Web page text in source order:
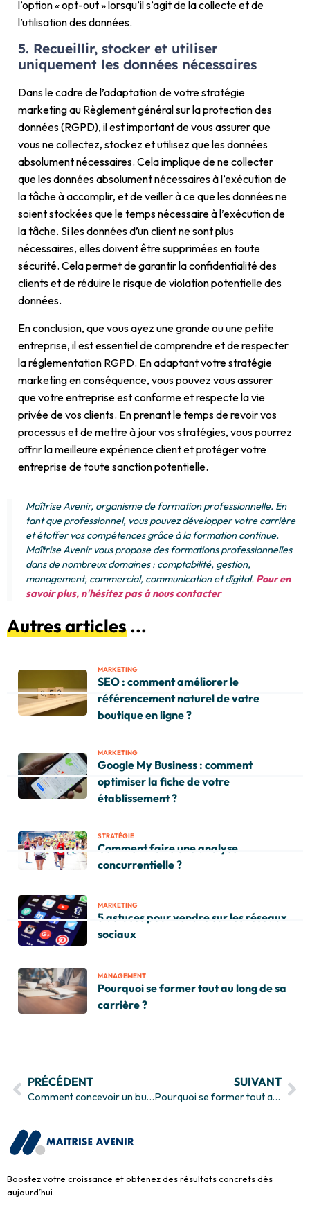
l’option « opt-out » lorsqu’il s’agit de la collecte et de
l’utilisation des données.
5. Recueillir, stocker et utiliser
uniquement les données nécessaires
Dans le cadre de l’adaptation de votre stratégie
marketing au Règlement général sur la protection des
données (RGPD), il est important de vous assurer que
vous ne collectez, stockez et utilisez que les données
absolument nécessaires. Cela implique de ne collecter
que les données absolument nécessaires à l’exécution de
la tâche à accomplir, et de veiller à ce que les données ne
soient stockées que le temps nécessaire à l’exécution de
la tâche. Si les données d’un client ne sont plus
nécessaires, elles doivent être supprimées en toute
sécurité. Cela permet de garantir la confidentialité des
clients et de réduire le risque de violation potentielle des
données.
En conclusion, que vous ayez une grande ou une petite
entreprise, il est essentiel de comprendre et de respecter
la réglementation RGPD. En adaptant votre stratégie
marketing en conséquence, vous pouvez vous assurer
que votre entreprise est conforme et respecte la vie
privée de vos clients. En prenant le temps de revoir vos
processus et de mettre à jour vos stratégies, vous pourrez
offrir la meilleure expérience client et protéger votre
entreprise de toute sanction potentielle.
Maîtrise Avenir, organisme de formation professionnelle. En
tant que professionnel, vous pouvez développer votre carrière
et étoffer vos compétences grâce à la formation continue.
Maîtrise Avenir vous propose des formations professionnelles
dans de nombreux domaines : comptabilité, gestion,
management, commercial, communication et digital. Pour en
savoir plus, n'hésitez pas à nous contacter
Autres articles...
MARKETING
SEO : comment améliorer le
référencement naturel de votre
boutique en ligne ?
MARKETING
Google My Business : comment
optimiser la fiche de votre
établissement ?
STRATÉGIE
Comment faire une analyse
concurrentielle ?
MARKETING
5 astuces pour vendre sur les réseaux
sociaux
MANAGEMENT
Pourquoi se former tout au long de sa
carrière ?
PRÉCÉDENT
Comment concevoir un business model ?
SUIVANT
Pourquoi se former tout au long de sa carrière ?
Boostez votre croissance et obtenez des résultats concrets dès
aujourd’hui.